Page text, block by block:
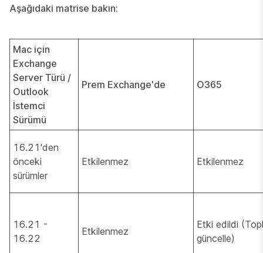
Aşağıdaki matrise bakın:
Mac için
Exchange
Server Türü /
Outlook
İstemci
Sürümü
Prem Exchange'de O365
16.21'den
önceki
sürümler
Etkilenmez Etkilenmez
16.21 -
16.22
Etkilenmez
Etki edildi
güncelle)